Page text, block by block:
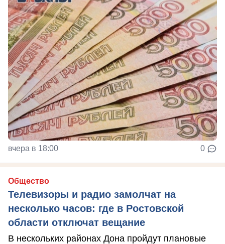
вчера в 18:00 0
Общество
Телевизоры и радио замолчат на
несколько часов: где в Ростовской
области отключат вещание
В нескольких районах Дона пройдут плановые